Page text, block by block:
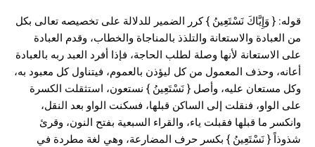
قوله: { وَإِيَّاكَ نَسْتَعِينُ } كرر الضمير للدلالة على تخصيصه تعالى بكل
من العبادة والاستعانة والتلذذ بالمناجاة والخطاب، وقدم العبادة
على الاستعانة لأنها وصلة لطلب الحاجة، فإذا أفرد العبد ربه بالعبادة
أعانه، وحذف المعمول من كل ليؤذن بالعموم، فيتناول كل معبود به،
وكل مستعان عليه، وأصل { نَسْتَعِينُ } نستعون، استثقلت الكسرة
على الواو، فنقلت إلى الساكن قبلها، فسكنت الواو بعد النقل،
وانكسر ما قبلها فقبلت ياء، والقراء السبعية بفتح النون، وقرئ
شذوذاً { نَسْتَعِينُ } بكسر حرف المضارعة، وهي لغة مطردة في